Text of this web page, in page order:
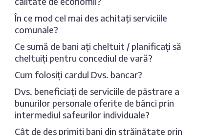
În ce mod cel mai des achitați serviciile
comunale?
Ce sumă de bani ați cheltuit / planificați să
cheltuiți pentru concediul de vară?
Cum folosiți cardul Dvs. bancar?
Dvs. beneficiați de serviciile de păstrare a
bunurilor personale oferite de bănci prin
intermediul safeurilor individuale?
Cât de des primiți bani din străinătate prin